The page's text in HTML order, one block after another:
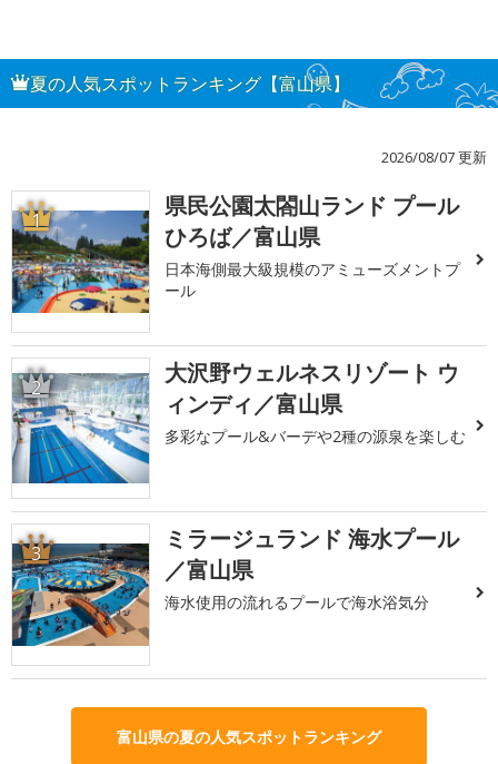
夏の人気スポットランキング【富山県】
2026/08/07 更新
1
県民公園太閤山ランド プール
ひろば／富山県
日本海側最大級規模のアミューズメントプ
ール
2
大沢野ウェルネスリゾート ウ
ィンディ／富山県
多彩なプール&バーデや2種の源泉を楽しむ
3
ミラージュランド 海水プール
／富山県
海水使用の流れるプールで海水浴気分
富山県の夏の人気スポットランキング